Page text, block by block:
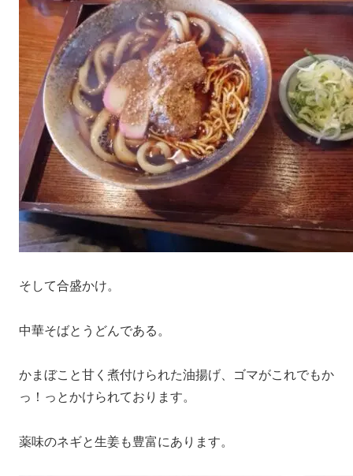
そして合盛かけ。
中華そばとうどんである。
かまぼこと甘く煮付けられた油揚げ、ゴマがこれでもか
っ！っとかけられております。
薬味のネギと生姜も豊富にあります。